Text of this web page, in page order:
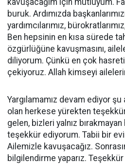
kavuşacağım için mutluyum.
buruk. Ardımızda
yardımcılarımız,
Ben hepsinin en kısa sürede
özgürlüğüne kavuşmasını,
diliyorum. Çünkü en çok
çekiyoruz. Allah kimseyi
Yargılamamız devam ediyor şu
olan herkese yürekten
gelen, bizleri yalnız
teşekkür ediyorum. Tabii bir
Ailemizle kavuşacağız.
bilgilendirme yaparız.